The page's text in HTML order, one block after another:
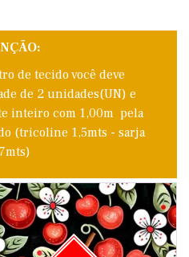
de tecido você deve
de 2 unidades(UN) e
inteiro com 1,00m pela
(tricoline 1,5mts - sarja